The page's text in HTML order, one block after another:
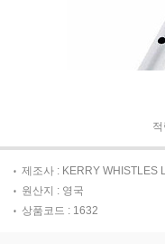
제조사 : KERRY WHISTLES
원산지 : 영국
상품코드 : 1632